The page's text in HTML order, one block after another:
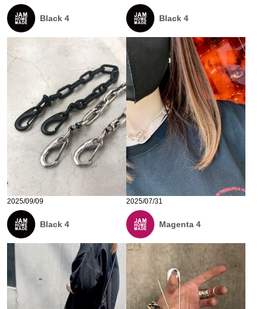
Black 4 Black 4
2025/09/09
Black 4
2025/07/31
Magenta 4